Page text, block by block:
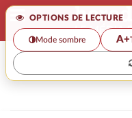
OPTIONS DE LECTURE
Mode sombre A+
>